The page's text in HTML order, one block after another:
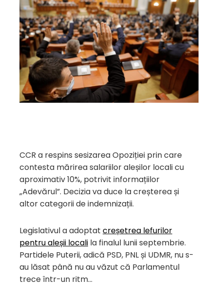
CCR a respins sesizarea Opoziției prin care
contesta mărirea salariilor aleșilor locali cu
aproximativ 10%, potrivit informațiilor
„Adevărul”. Decizia va duce la creșterea și
altor categorii de indemnizații.
Legislativul a adoptat creșetrea lefurilor
pentru aleșii locali la finalul lunii septembrie.
Partidele Puterii, adică PSD, PNL și UDMR, nu s-
au lăsat până nu au văzut că Parlamentul
trece într-un ritm…